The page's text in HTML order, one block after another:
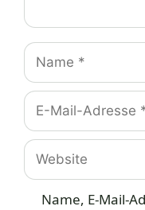
Name
E-
Mail-
Adresse
Website
Name, E-Mail-